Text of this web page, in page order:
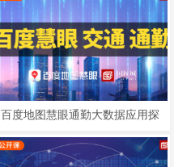
百度地图慧眼通勤大数据应用探
索